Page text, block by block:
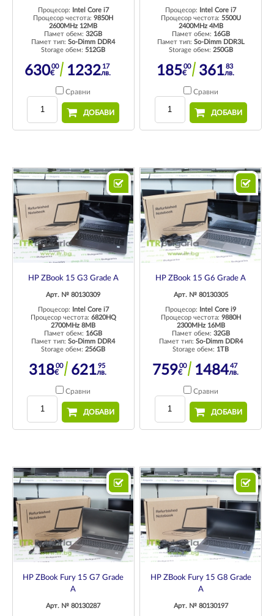
Процесор:
Intel Core i7
Процесор честота:9850H
2600MHz 12MB
Памет обем:32GB
Памет тип:So-Dimm DDR4
Storage обем: 512GB
63000
€ 123217
лв.
Сравни
ДОБАВИ
Процесор:
Intel Core i7
Процесор честота: 5500U
2400MHz 4MB
Памет обем: 16GB
Памет тип: So-Dimm DDR3L
Storage обем: 250GB
18500
€ 36183
лв.
Сравни
ДОБАВИ
HP ZBook 15 G3 Grade A
Арт. № 80130309
Процесор:
Intel Core i7
Процесор честота: 6820HQ
2700MHz 8MB
Памет обем: 16GB
Памет тип:So-Dimm DDR4
Storage обем:256GB
31800
€ 62195
лв.
Сравни
ДОБАВИ
HP ZBook 15 G6 Grade A
Арт. № 80130305
Процесор:
Intel Core i9
Процесор честота: 9880H
2300MHz 16MB
Памет обем: 32GB
Памет тип: So-Dimm DDR4
Storage обем: 1TB
75900
€ 148447
лв.
Сравни
ДОБАВИ
HP ZBook Fury 15 G7 Grade
A
Арт. № 80130287
HP ZBook Fury 15 G8 Grade
A
Арт. № 80130197